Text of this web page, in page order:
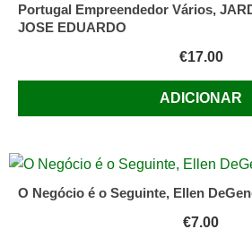
Portugal Empreendedor Vários,
JOSE EDUARDO
€17.00
ADICIONAR
O Negócio é o Seguinte, Ellen
€7.00